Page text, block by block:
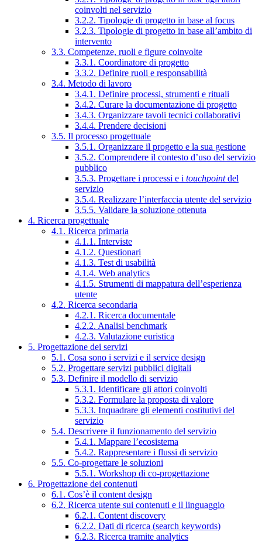
coinvolti nel servizio
3.2.2. Tipologie di progetto in base al focus
3.2.3. Tipologie di progetto in base all’ambito di
intervento
3.3. Competenze, ruoli e figure coinvolte
3.3.1. Coordinatore di progetto
3.3.2. Definire ruoli e responsabilità
3.4. Metodo di lavoro
3.4.1. Definire processi, strumenti e rituali
3.4.2. Curare la documentazione di progetto
3.4.3. Organizzare tavoli tecnici collaborativi
3.4.4. Prendere decisioni
3.5. Il processo progettuale
3.5.1. Organizzare il progetto e la sua gestione
3.5.2. Comprendere il contesto d’uso del servizio
pubblico
3.5.3. Progettare i processi e i touchpointdel
servizio
3.5.4. Realizzare l’interfaccia utente del servizio
3.5.5. Validare la soluzione ottenuta
4. Ricerca progettuale
4.1. Ricerca primaria
4.1.1. Interviste
4.1.2. Questionari
4.1.3. Test di usabilità
4.1.4. Web analytics
4.1.5. Strumenti di mappatura dell’esperienza
utente
4.2. Ricerca secondaria
4.2.1. Ricerca documentale
4.2.2. Analisi benchmark
4.2.3. Valutazione euristica
5. Progettazione dei servizi
5.1. Cosa sono i servizi e il service design
5.2. Progettare servizi pubblici digitali
5.3. Definire il modello di servizio
5.3.1. Identificare gli attori coinvolti
5.3.2. Formulare la proposta di valore
5.3.3. Inquadrare gli elementi costitutivi del
servizio
5.4. Descrivere il funzionamento del servizio
5.4.1. Mappare l’ecosistema
5.4.2. Rappresentare i flussi di servizio
5.5. Co-progettare le soluzioni
5.5.1. Workshop di co-progettazione
6. Progettazione dei contenuti
6.1. Cos’è il content design
6.2. Ricerca utente sui contenuti e il linguaggio
6.2.1. Content discovery
6.2.2. Dati di ricerca (search keywords)
6.2.3. Ricerca tramite analytics